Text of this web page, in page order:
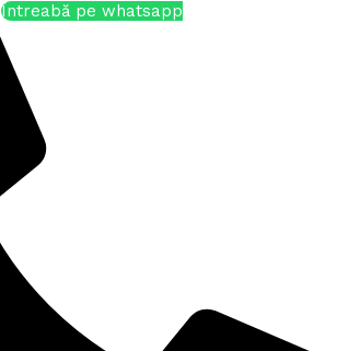
Întreabă pe whatsapp